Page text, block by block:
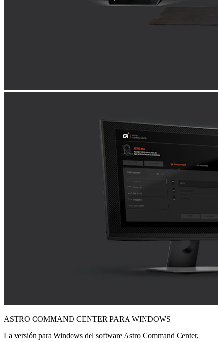
ASTRO COMMAND CENTER PARA WINDOWS
La versión para Windows del software Astro Command Center,